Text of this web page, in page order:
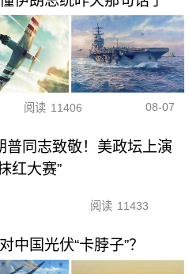
阅读 11406 08-07
普同志致敬！美政坛上演
红大赛”
阅读 11433
中国光伏“卡脖子”？